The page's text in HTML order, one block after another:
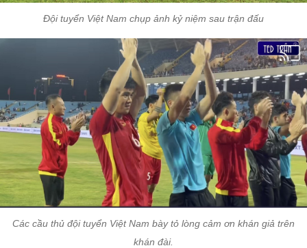
Đội tuyển Việt Nam chụp ảnh kỷ niệm sau trận đấu
Các cầu thủ đội tuyển Việt Nam bày tỏ lòng cảm ơn khán giả trên
khán đài.